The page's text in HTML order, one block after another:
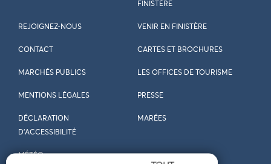
FINISTÈRE
REJOIGNEZ-NOUS VENIR EN FINISTÈRE
CONTACT CARTES ET BROCHURES
MARCHÉS PUBLICS LES OFFICES DE TOURISME
MENTIONS LÉGALES PRESSE
DÉCLARATION
D’ACCESSIBILITÉ
MARÉES
MÉTÉO